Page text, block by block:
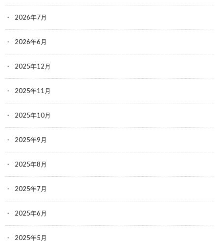
2026年7月
2026年6月
2025年12月
2025年11月
2025年10月
2025年9月
2025年8月
2025年7月
2025年6月
2025年5月